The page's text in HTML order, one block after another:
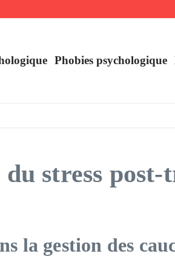
Phobies psychologique
stress
la gestion des